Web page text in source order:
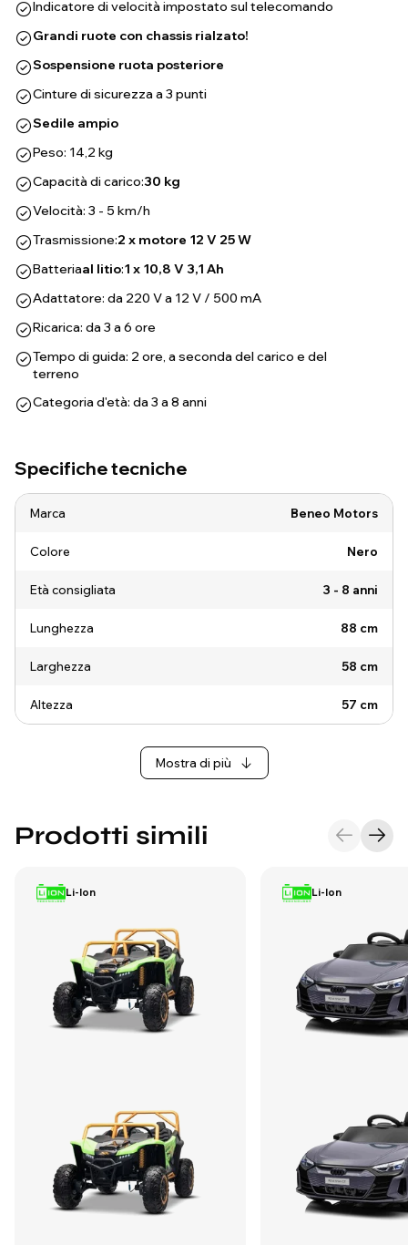
Indicatore di velocità impostato sul telecomando
Grandi ruote con chassis rialzato!
Sospensione ruota posteriore
Cinture di sicurezza a 3 punti
Sedile ampio
Peso: 14,2 kg
Capacità di carico:30 kg
Velocità: 3 - 5 km/h
Trasmissione:2 x motore 12 V 25 W
Batteriaal litio:1 x 10,8 V 3,1 Ah
Adattatore: da 220 V a 12 V / 500 mA
Ricarica: da 3 a 6 ore
Tempo di guida: 2 ore, a seconda del carico e del
terreno
Categoria d'età: da 3 a 8 anni
Specifiche tecniche
Marca Beneo Motors
Colore Nero
Età consigliata 3 - 8 anni
Lunghezza 88 cm
Larghezza 58 cm
Altezza 57 cm
Mostra di più
Prodotti simili
Li-Ion Li-Ion